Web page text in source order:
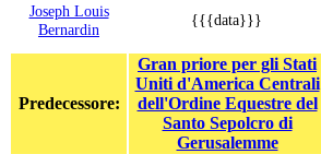
Joseph Louis
Bernardin
{{{data}}}
Predecessore:
Gran priore per gli Stati
Uniti d'America Centrali
dell'Ordine Equestre del
Santo Sepolcro di
Gerusalemme